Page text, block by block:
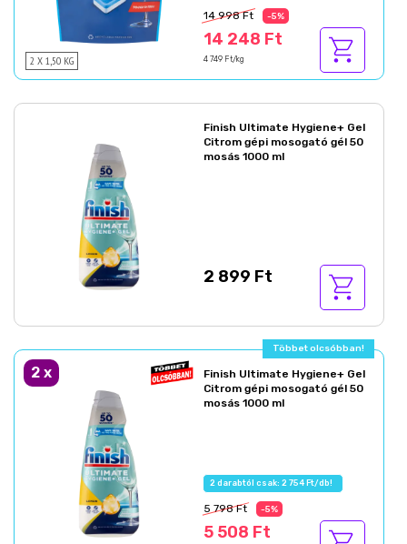
2 X 1,50 KG
14 998 Ft -5%
14 248 Ft
4 749 Ft/kg
Finish Ultimate Hygiene+ Gel
Citrom gépi mosogató gél 50
mosás 1000 ml
2 899 Ft
Többet olcsóbban!
2 x
Finish Ultimate Hygiene+ Gel
Citrom gépi mosogató gél 50
mosás 1000 ml
2 darabtól csak: 2 754 Ft/db!
5 798 Ft -5%
5 508 Ft